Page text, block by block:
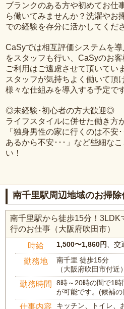
ブランクのある方や初めてお仕
ら働いてみませんか？洗濯やお
での経験を存分に活かしてくだ
CaSyでは相互評価システムを
をスタッフも行い、CaSyのお
ご利用はご遠慮させて頂いてい
スタッフが気持ちよく働いて頂
様々な仕組みを導入する予定で
◎未経験･初心者の方大歓迎◎
ライフスタイルに併せた働き方
「独身男性の家に行くのは不安
あるから不安･･･」など些細な
い！
南千里駅周辺地域のお掃
南千里駅から徒歩15分！3LDK
行のお仕事（大阪府吹田市）
時給 1,500〜1,860円、交
勤務地
南千里 徒歩15分
（大阪府吹田市付近）
勤務時間
8時～20時の間で1時
が可能です。(候補
仕事内容 キッチン、トイレ、